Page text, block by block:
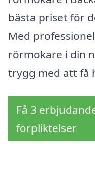
bästa priset för
Med
rörmokare i din
trygg med att få
Få 3
förpliktelser